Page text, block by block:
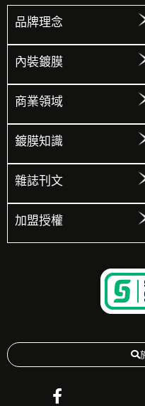
品牌理念
內裝鍍膜
商業領域
鍍膜知識
雜誌刊文
加盟授權